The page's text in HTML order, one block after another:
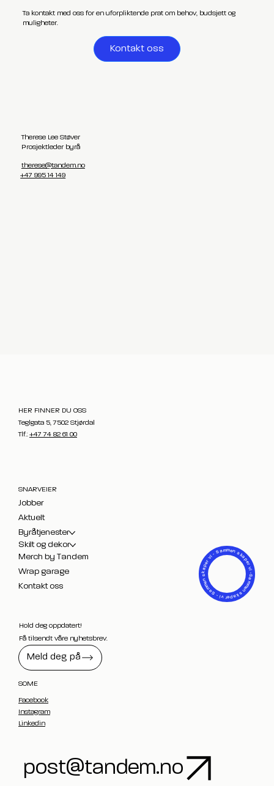
Ta kontakt med oss for en uforpliktende prat om behov, budsjett og
muligheter.
Kontakt oss
Therese Lee Støver
Prosjektleder byrå
therese@tandem.no
+47 995 14 149
HER FINNER DU OSS
Teglgata 5, 7502 Stjørdal
Tlf.:+47 74 82 61 00
SOME
Facebook
Instagram
Linkedin
SNARVEIER
Jobber
Aktuelt
Byråtjenester
Skilt og dekor
Merch by Tandem
Wrap garage
Kontakt oss
Sammen skaper vi - Sammen skaper vi
- Sammen skaper vi -
Hold deg oppdatert!
Få tilsendt våre nyhetsbrev.
Meld deg på
post@tandem.no